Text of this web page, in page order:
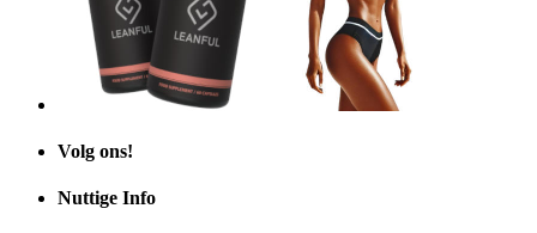
Volg ons!
Nuttige Info